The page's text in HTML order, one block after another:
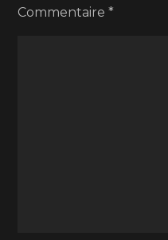
Commentaire*